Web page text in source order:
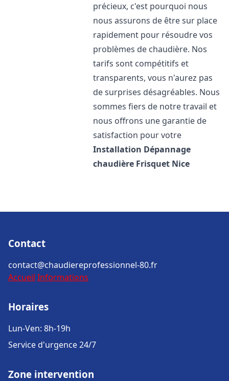
précieux, c'est pourquoi nous
nous assurons de être sur place
rapidement pour résoudre vos
problèmes de chaudière. Nos
tarifs sont compétitifs et
transparents, vous n'aurez pas
de surprises désagréables. Nous
sommes fiers de notre travail et
nous offrons une garantie de
satisfaction pour votre
Installation Dépannage
chaudière Frisquet Nice
Contact
contact@chaudiereprofessionnel-80.fr
Accueil Informations
Horaires
Lun-Ven: 8h-19h
Service d'urgence 24/7
Zone intervention